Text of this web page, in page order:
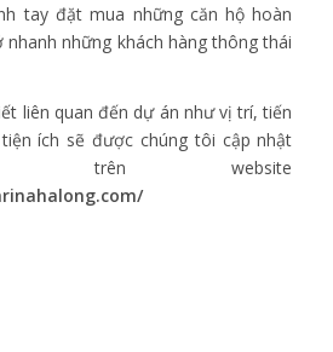
tay đặt mua những căn hộ hoàn
những khách hàng thông thái
liên quan đến dự án như vị trí, tiến
ích sẽ được chúng tôi cập nhật
trên website